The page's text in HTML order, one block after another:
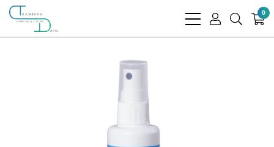
bars
user
search
0